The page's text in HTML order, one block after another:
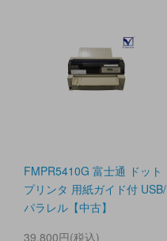
FMPR5410G 富士通 ドット
プリンタ 用紙ガイド付 USB/
パラレル【中古】
39,800円(税込)